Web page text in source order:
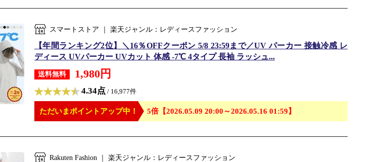
スマートストア ｜ 楽天ジャンル：レディースファッション
【年間ランキング2位】＼16％OFFクーポン 5/8 23:59まで／UV パーカー 接触冷感 レ
ディース UVパーカー UVカット 体感 -7℃ 4タイプ 長袖 ラッシュ...
送料無料 1,980円
4.34点 / 16,977件
ただいまポイントアップ中！ 5倍【2026.05.09 20:00～2026.05.16 01:59】
Rakuten Fashion ｜ 楽天ジャンル：レディースファッション